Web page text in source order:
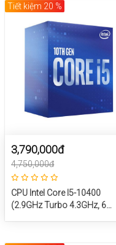
Tiết kiệm 20 %
3,790,000đ
4,750,000đ
CPU Intel Core I5-10400
(2.9GHz Turbo 4.3GHz, 6